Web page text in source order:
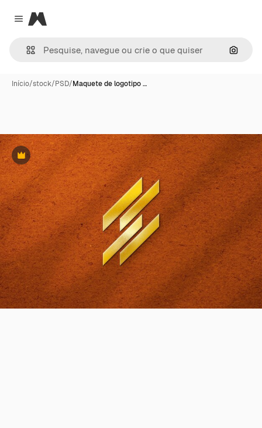
Close menu
Magnific
Início/stock/PSD/Maquete de logotipo …
Premium